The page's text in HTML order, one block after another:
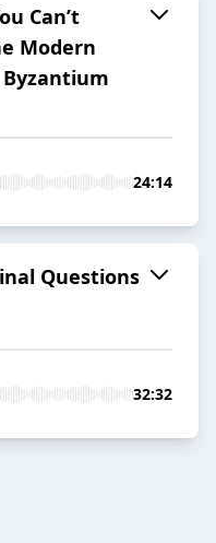
Can’t
Modern
24:14
Questions
32:32